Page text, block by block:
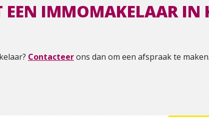
EEN IMMOMAKELAAR IN
Contacteerons dan om een afspraak te